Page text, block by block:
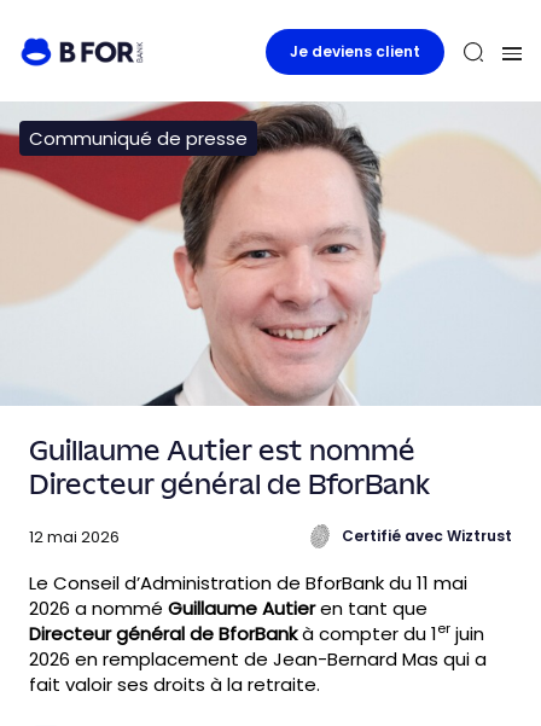
Je deviens client
Communiqué de presse
12 mai 2026 Certifié avec Wiztrust
Guillaume Autier est nommé
Directeur général de BforBank
Le Conseil d’Administration de BforBank du 11 mai
2026 a nommé Guillaume Autieren tant que
Directeur général de BforBankà compter du 1er juin
2026 en remplacement de Jean-Bernard Mas qui a
fait valoir ses droits à la retraite.